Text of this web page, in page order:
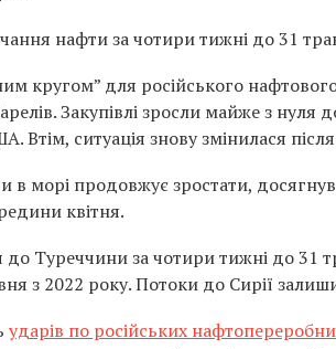
нафти за чотири тижні до 31
кругом” для російського
Закупівлі зросли майже з
Втім, ситуація знову змінилася
в морі продовжує зростати,
квітня.
Туреччини за чотири тижні до 31
з 2022 року. Потоки до Сирії
ударів по російських